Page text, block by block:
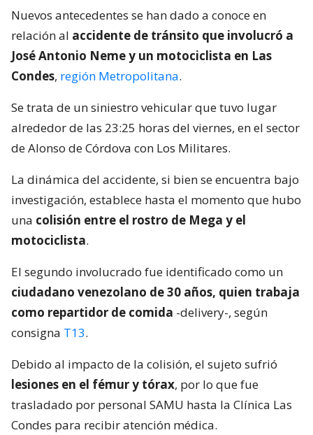
Nuevos antecedentes se han dado a conoce en
relación al accidente de tránsito que involucró a
José Antonio Neme y un motociclista en Las
Condes, región Metropolitana.
Se trata de un siniestro vehicular que tuvo lugar
alrededor de las 23:25 horas del viernes, en el sector
de Alonso de Córdova con Los Militares.
La dinámica del accidente, si bien se encuentra bajo
investigación, establece hasta el momento que hubo
una colisión entre el rostro de Mega y el
motociclista.
El segundo involucrado fue identificado como un
ciudadano venezolano de 30 años, quien trabaja
como repartidor de comida -delivery-, según
consigna T13.
Debido al impacto de la colisión, el sujeto sufrió
lesiones en el fémur y tórax, por lo que fue
trasladado por personal SAMU hasta la Clínica Las
Condes para recibir atención médica.